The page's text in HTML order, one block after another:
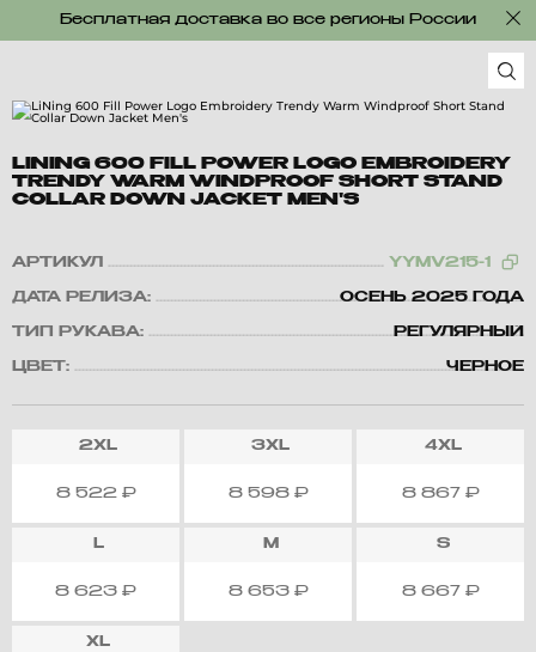
Бесплатная доставка во все регионы России
LINING 600 FILL POWER LOGO EMBROIDERY
TRENDY WARM WINDPROOF SHORT STAND
COLLAR DOWN JACKET MEN'S
АРТИКУЛ YYMV215-1
ДАТА РЕЛИЗА: ОСЕНЬ 2025 ГОДА
ТИП РУКАВА: РЕГУЛЯРНЫЙ
ЦВЕТ: ЧЕРНОЕ
2XL
8 522 ₽
3XL
8 598 ₽
4XL
8 867 ₽
L
8 623 ₽
M
8 653 ₽
S
8 667 ₽
XL